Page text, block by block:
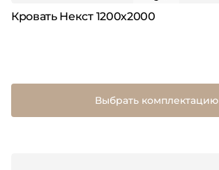
Кровать Некст 1200х2000
Выбрать комплектацию